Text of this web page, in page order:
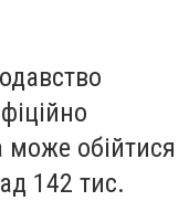
обійтися
142 тис.